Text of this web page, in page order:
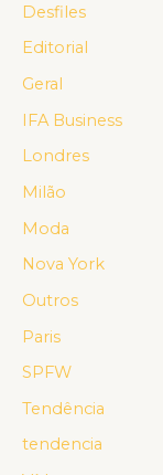
Desfiles
Editorial
Geral
IFA Business
Londres
Milão
Moda
Nova York
Outros
Paris
SPFW
Tendência
tendencia